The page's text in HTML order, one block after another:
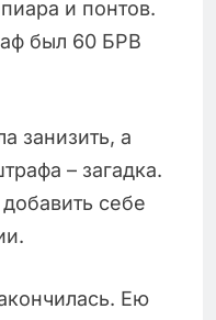
и понтов.
был 60 БРВ
занизить, а
– загадка.
себе
Ею